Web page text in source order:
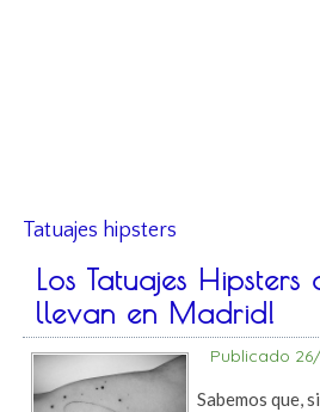
Tatuajes hipsters
Los Tatuajes Hipsters
llevan en Madrid!
Publicado
Sabemos que,